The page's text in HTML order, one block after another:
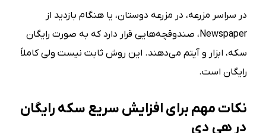
در سراسر مزرعه، در مزرعه دوستان، یا هنگام بازدید از
Newspaper، صندوقچه‌هایی قرار دارد که به صورت رایگان
سکه، ابزار و آیتم می‌دهند. این روش ثابت نیست ولی کاملاً
رایگان است.
نکات مهم برای افزایش سریع سکه رایگان
در هی دی